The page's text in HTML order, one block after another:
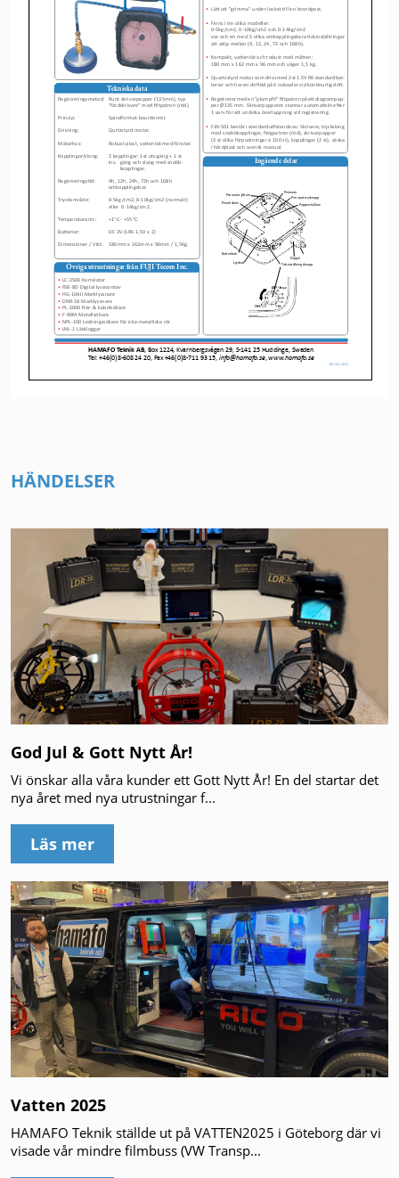
HÄNDELSER
God Jul & Gott Nytt År!
Vi önskar alla våra kunder ett Gott Nytt År! En del startar det
nya året med nya utrustningar f...
Läs mer
Vatten 2025
HAMAFO Teknik ställde ut på VATTEN2025 i Göteborg där vi
visade vår mindre filmbuss (VW Transp...